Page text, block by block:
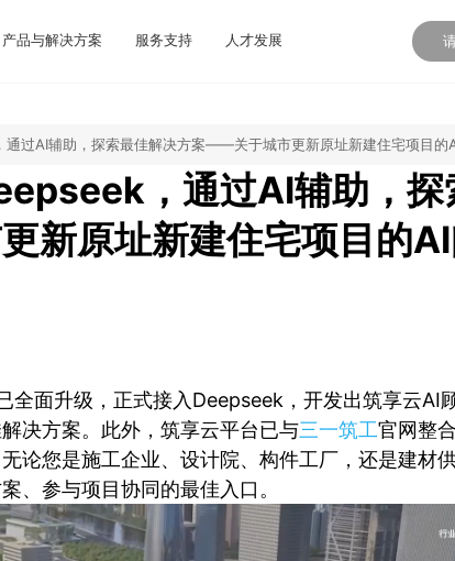
产品与解决方案 服务支持 人才发展
过AI辅助，探索最佳解决方案——关于城市更新原址新建住宅项目的
，通过AI辅助，探
新原址新建住宅项目的
面升级，正式接入Deepseek，开发出筑享云AI
决方案。此外，筑享云平台已与三一筑工官网整
论您是施工企业、设计院、构件工厂，还是建材
、参与项目协同的最佳入口。